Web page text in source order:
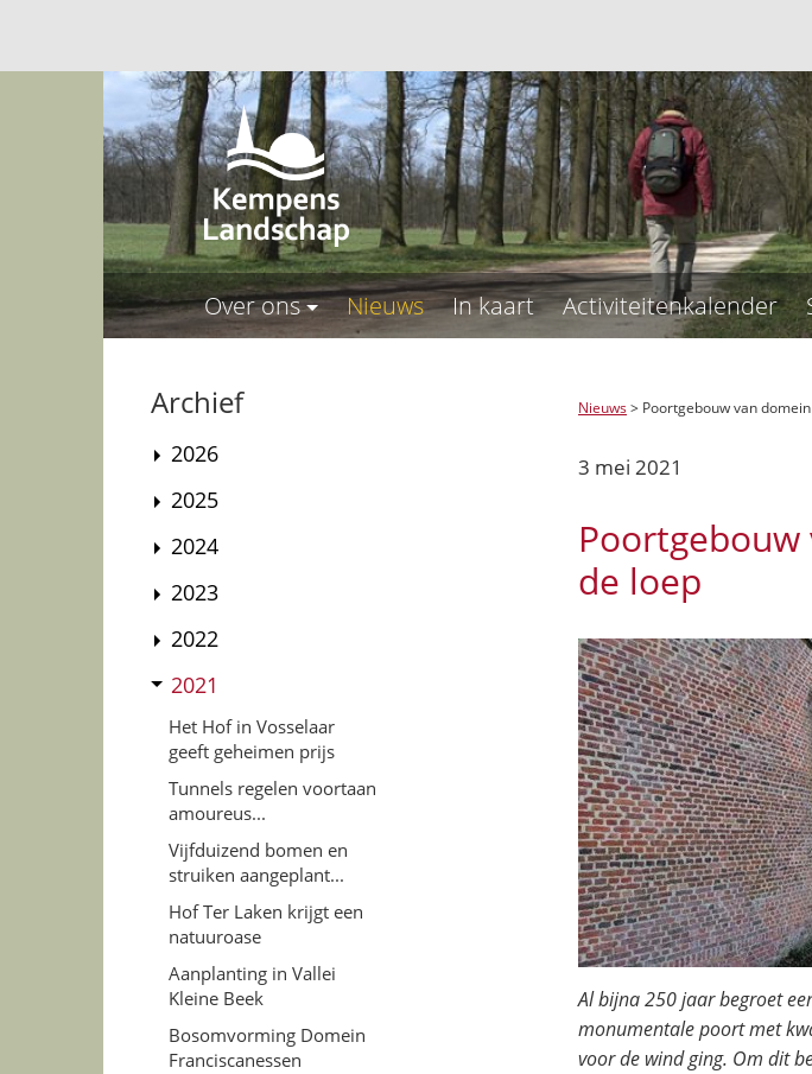
Over ons Nieuws In kaart Activiteitenkalender
Nieuws> Poortgebouw van
3 mei 2021
de loep
Al bijna 250 jaar begroet
monumentale poort met
voor de wind ging. Om dit
Archief
2026
2025
2024
2023
2022
2021
Het Hof in Vosselaar
geeft geheimen prijs
Tunnels regelen voortaan
amoureus...
Vijfduizend bomen en
struiken aangeplant...
Hof Ter Laken krijgt een
natuuroase
Aanplanting in Vallei
Kleine Beek
Bosomvorming Domein
Franciscanessen